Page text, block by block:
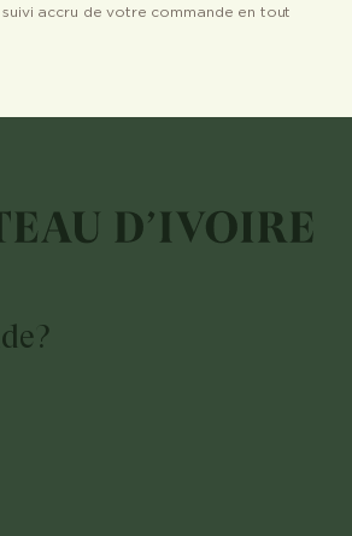
suivi accru de votre commande en tout